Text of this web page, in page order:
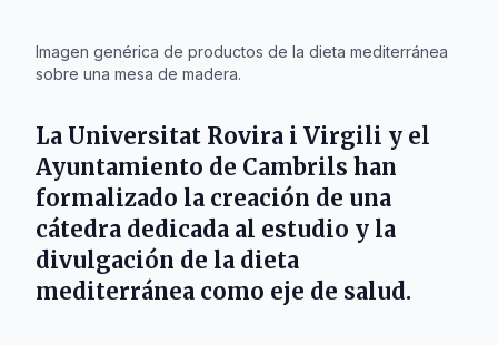
Imagen genérica de productos de la dieta mediterránea
sobre una mesa de madera.
La Universitat Rovira i Virgili y el
Ayuntamiento de Cambrils han
formalizado la creación de una
cátedra dedicada al estudio y la
divulgación de la dieta
mediterránea como eje de salud.